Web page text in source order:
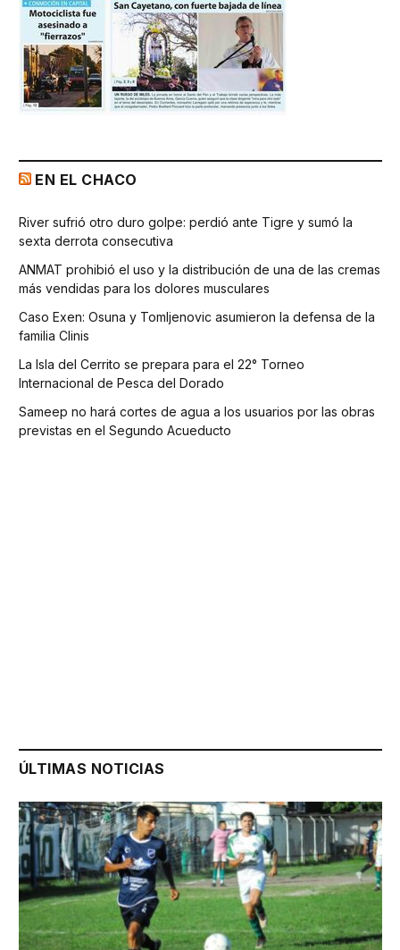
EN EL CHACO
River sufrió otro duro golpe: perdió ante Tigre y sumó la
sexta derrota consecutiva
ANMAT prohibió el uso y la distribución de una de las cremas
más vendidas para los dolores musculares
Caso Exen: Osuna y Tomljenovic asumieron la defensa de la
familia Clinis
La Isla del Cerrito se prepara para el 22° Torneo
Internacional de Pesca del Dorado
Sameep no hará cortes de agua a los usuarios por las obras
previstas en el Segundo Acueducto
ÚLTIMAS NOTICIAS